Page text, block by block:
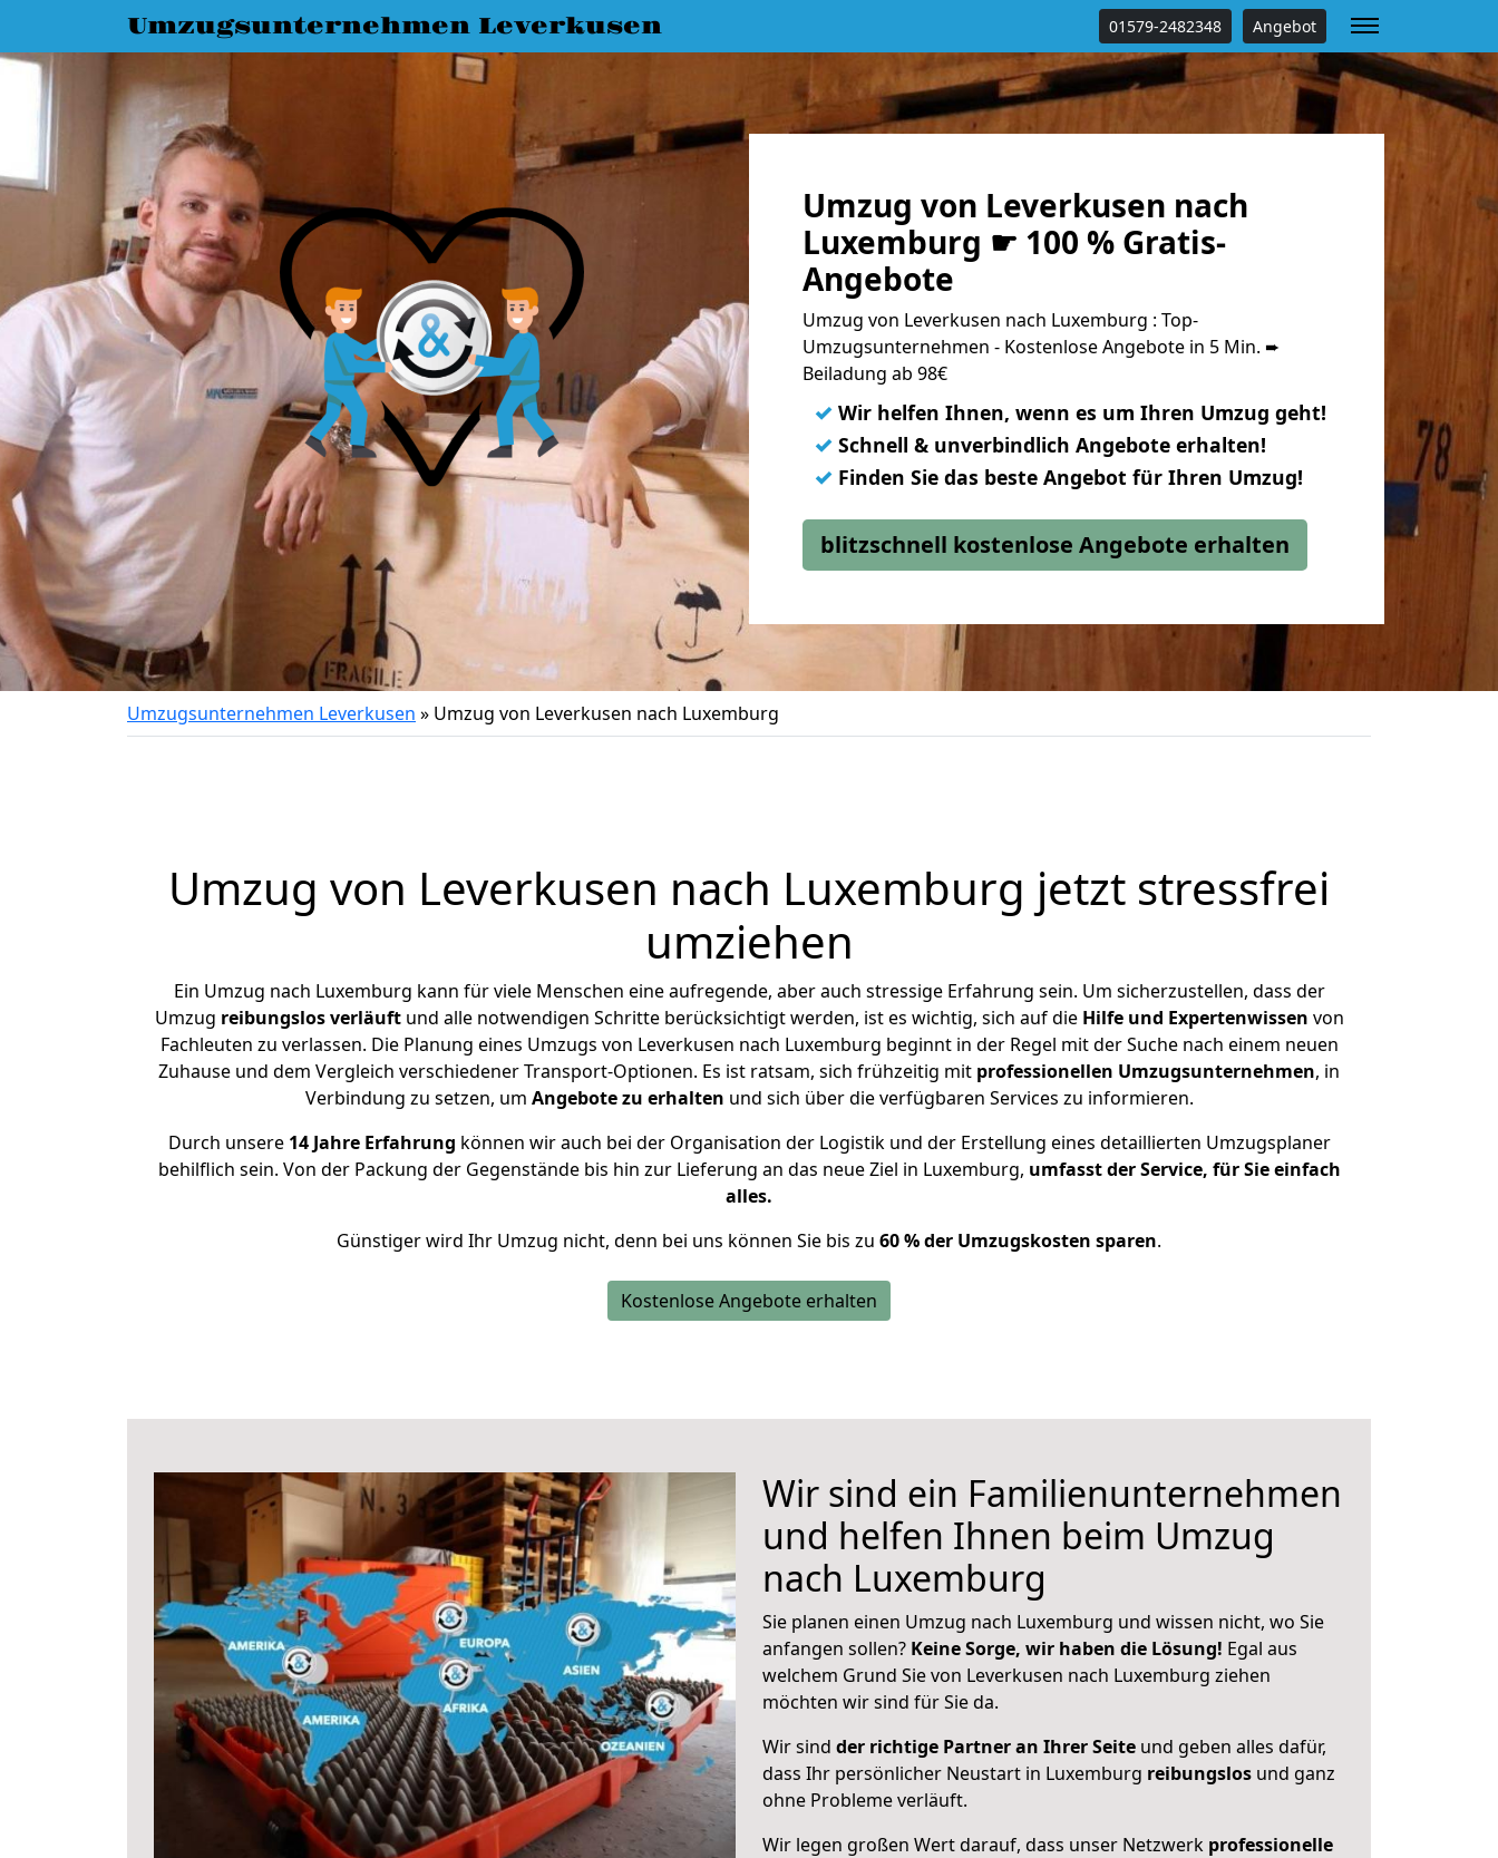
Umzugsunternehmen Leverkusen 01579-2482348 Angebot
Umzug von Leverkusen nach
Luxemburg ☛ 100 % Gratis-
Angebote
Umzug von Leverkusen nach Luxemburg : Top-
Umzugsunternehmen - Kostenlose Angebote in 5 Min. ➨
Beiladung ab 98€
✓ Wir helfen Ihnen, wenn es um Ihren Umzug geht!
✓ Schnell & unverbindlich Angebote erhalten!
✓ Finden Sie das beste Angebot für Ihren Umzug!
blitzschnell kostenlose Angebote erhalten
Umzugsunternehmen Leverkusen » Umzug von Leverkusen nach Luxemburg
Umzug von Leverkusen nach Luxemburg jetzt stressfrei
umziehen
Ein Umzug nach Luxemburg kann für viele Menschen eine aufregende, aber auch stressige Erfahrung sein. Um sicherzustellen, dass der
Umzug reibungslos verläuftund alle notwendigen Schritte berücksichtigt werden, ist es wichtig, sich auf die Hilfe und Expertenwissen von
Fachleuten zu verlassen. Die Planung eines Umzugs von Leverkusen nach Luxemburg beginnt in der Regel mit der Suche nach einem neuen
Zuhause und dem Vergleich verschiedener Transport-Optionen. Es ist ratsam, sich frühzeitig mit professionellen Umzugsunternehmen, in
Verbindung zu setzen, um Angebote zu erhalten und sich über die verfügbaren Services zu informieren.
Durch unsere 14 Jahre Erfahrung können wir auch bei der Organisation der Logistik und der Erstellung eines detaillierten Umzugsplaner
behilflich sein. Von der Packung der Gegenstände bis hin zur Lieferung an das neue Ziel in Luxemburg, umfasst der Service, für Sie einfach
alles.
Günstiger wird Ihr Umzug nicht, denn bei uns können Sie bis zu 60 % der Umzugskosten sparen.
Kostenlose Angebote erhalten
Wir sind ein Familienunternehmen
und helfen Ihnen beim Umzug
nach Luxemburg
Sie planen einen Umzug nach Luxemburg und wissen nicht, wo Sie
anfangen sollen? Keine Sorge, wir haben die Lösung! Egal aus
welchem Grund Sie von Leverkusen nach Luxemburg ziehen
möchten wir sind für Sie da.
Wir sind der richtige Partner an Ihrer Seite und geben alles dafür,
dass Ihr persönlicher Neustart in Luxemburg reibungslos und ganz
ohne Probleme verläuft.
Wir legen großen Wert darauf, dass unser Netzwerk professionelle